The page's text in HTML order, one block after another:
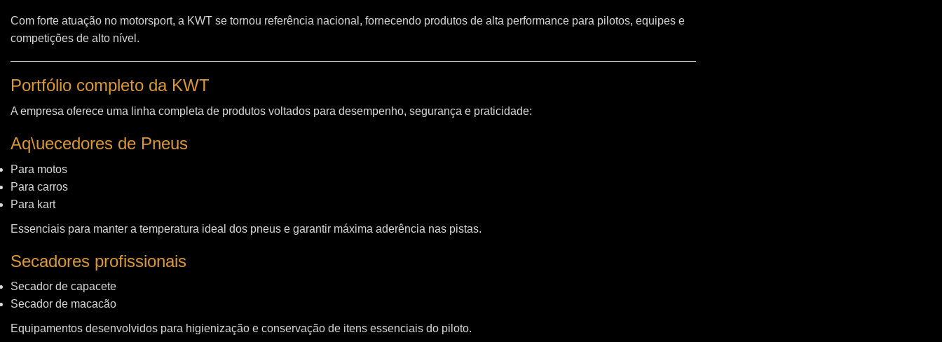
Com forte atuação no motorsport, a KWT se tornou referência nacional, fornecendo produtos de alta performance para pilotos, equipes e
competições de alto nível.
Portfólio completo da KWT
A empresa oferece uma linha completa de produtos voltados para desempenho, segurança e praticidade:
Aq\uecedores de Pneus
Para motos
Para carros
Para kart
Essenciais para manter a temperatura ideal dos pneus e garantir máxima aderência nas pistas.
Secadores profissionais
Secador de capacete
Secador de macacão
Equipamentos desenvolvidos para higienização e conservação de itens essenciais do piloto.